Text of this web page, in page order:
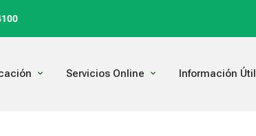
Open Comunicación
Servicios Online Open Servicios Online
Información Útil